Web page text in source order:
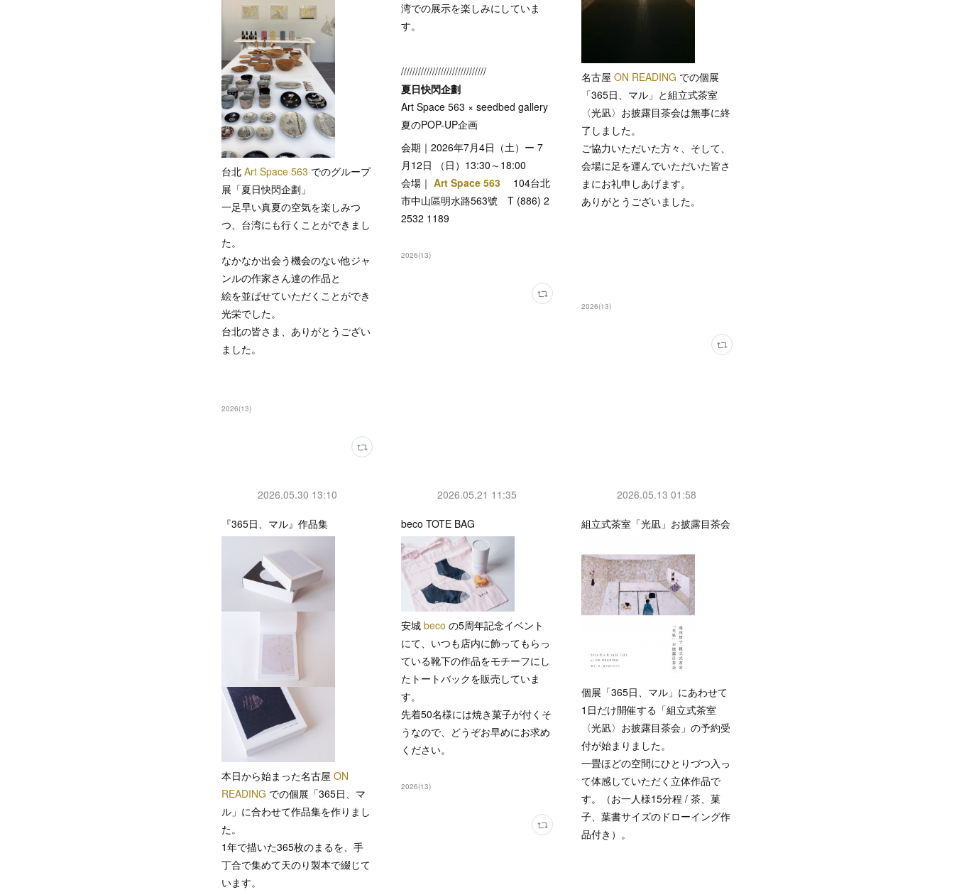
台北 Art Space 563 でのグループ
展「夏日快閃企劃」
一足早い真夏の空気を楽しみつ
つ、台湾にも行くことができまし
た。
なかなか出会う機会のない他ジャ
ンルの作家さん達の作品と
絵を並ばせていただくことができ
光栄でした。
台北の皆さま、ありがとうござい
ました。
2026(13)
湾での展示を楽しみにしていま
す。
//////////////////////////////
夏日快閃企劃
Art Space 563 × seedbed gallery
夏のPOP-UP企画
会期｜2026年7月4日（土）ー 7
月12日 （日）13:30～18:00
会場｜Art Space 563 104台北
市中山區明水路563號 T (886) 2
2532 1189
2026(13)
名古屋 ON READING での個展
「365日、マル」と組立式茶室
〈光凪〉お披露目茶会は無事に終
了しました。
ご協力いただいた方々、そして、
会場に足を運んでいただいた皆さ
まにお礼申しあげます。
ありがとうございました。
2026(13)
2026.05.30 13:10
『365日、マル』作品集
本日から始まった名古屋 ON
READING での個展「365日、マ
ル」に合わせて作品集を作りまし
た。
1年で描いた365枚のまるを、手
丁合で集めて天のり製本で綴じて
います。
2026.05.21 11:35
beco TOTE BAG
安城beco の5周年記念イベント
にて、いつも店内に飾ってもらっ
ている靴下の作品をモチーフにし
たトートバックを販売していま
す。
先着50名様には焼き菓子が付くそ
うなので、どうぞお早めにお求め
ください。
2026(13)
2026.05.13 01:58
組立式茶室「光凪」お披露目茶会
個展「365日、マル」にあわせて
1日だけ開催する「組立式茶室
〈光凪〉お披露目茶会」の予約受
付が始まりました。
一畳ほどの空間にひとりづつ入っ
て体感していただく立体作品で
す。（お一人様15分程 / 茶、菓
子、葉書サイズのドローイング作
品付き）。